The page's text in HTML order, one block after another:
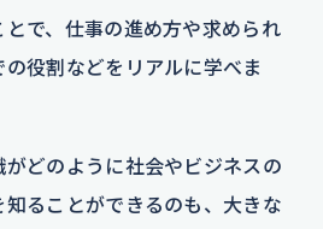
で、仕事の進め方や求められ
役割などをリアルに学べま
どのように社会やビジネスの
ることができるのも、大きな